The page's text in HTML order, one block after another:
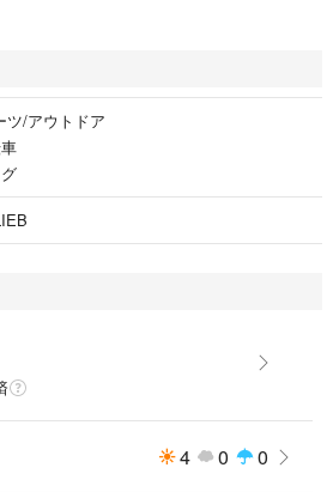
なかったパニアバッグです。
程度使いました。
が、中古品になりますのでその性質はご理
ツ/アウトドア
4 0 0